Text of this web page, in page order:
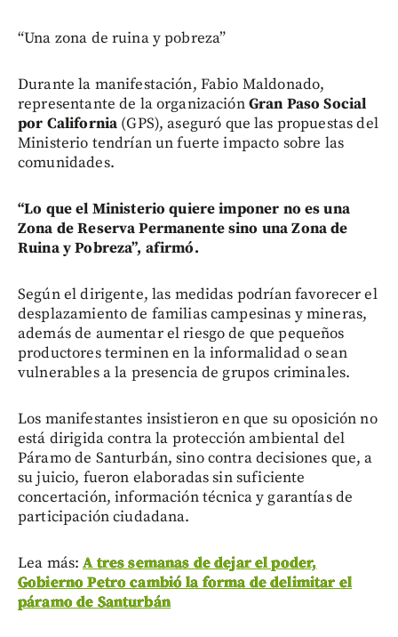
“Una zona de ruina y pobreza”
Durante la manifestación, Fabio Maldonado,
representante de la organizaciónGran Paso Social
por California (GPS), aseguró que las propuestas del
Ministerio tendrían un fuerte impacto sobre las
comunidades.
“Lo que el Ministerio quiere imponer no es una
Zona de Reserva Permanente sino una Zona de
Ruina y Pobreza”, afirmó.
Según el dirigente, las medidas podrían favorecer el
desplazamiento de familias campesinas y mineras,
además de aumentar el riesgo de que pequeños
productores terminen en la informalidad o sean
vulnerables a la presencia de grupos criminales.
Los manifestantes insistieron en que su oposición no
está dirigida contra la protección ambiental del
Páramo de Santurbán, sino contra decisiones que, a
su juicio, fueron elaboradas sin suficiente
concertación, información técnica y garantías de
participación ciudadana.
Lea más:A tres semanas de dejar el poder,
Gobierno Petro cambió la forma de delimitar el
páramo de Santurbán